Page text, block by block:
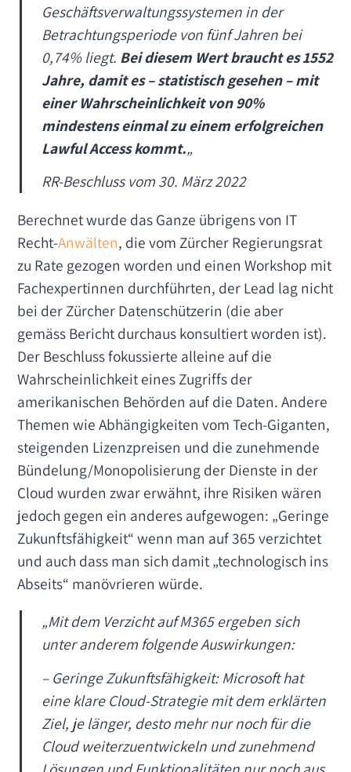
Geschäftsverwaltungssystemen in der
Betrachtungsperiode von fünf Jahren bei
0,74% liegt. Bei diesem Wert braucht es 1552
Jahre, damit es – statistisch gesehen – mit
einer Wahrscheinlichkeit von 90%
mindestens einmal zu einem erfolgreichen
Lawful Access kommt.„
RR-Beschluss vom 30. März 2022
Berechnet wurde das Ganze übrigens von IT
Recht-Anwälten, die vom Zürcher Regierungsrat
zu Rate gezogen worden und einen Workshop mit
Fachexpertinnen durchführten, der Lead lag nicht
bei der Zürcher Datenschützerin (die aber
gemäss Bericht durchaus konsultiert worden ist).
Der Beschluss fokussierte alleine auf die
Wahrscheinlichkeit eines Zugriffs der
amerikanischen Behörden auf die Daten. Andere
Themen wie Abhängigkeiten vom Tech-Giganten,
steigenden Lizenzpreisen und die zunehmende
Bündelung/Monopolisierung der Dienste in der
Cloud wurden zwar erwähnt, ihre Risiken wären
jedoch gegen ein anderes aufgewogen: „Geringe
Zukunftsfähigkeit“ wenn man auf 365 verzichtet
und auch dass man sich damit „technologisch ins
Abseits“ manövrieren würde.
„Mit dem Verzicht auf M365 ergeben sich
unter anderem folgende Auswirkungen:
– Geringe Zukunftsfähigkeit: Microsoft hat
eine klare Cloud-Strategie mit dem erklärten
Ziel, je länger, desto mehr nur noch für die
Cloud weiterzuentwickeln und zunehmend